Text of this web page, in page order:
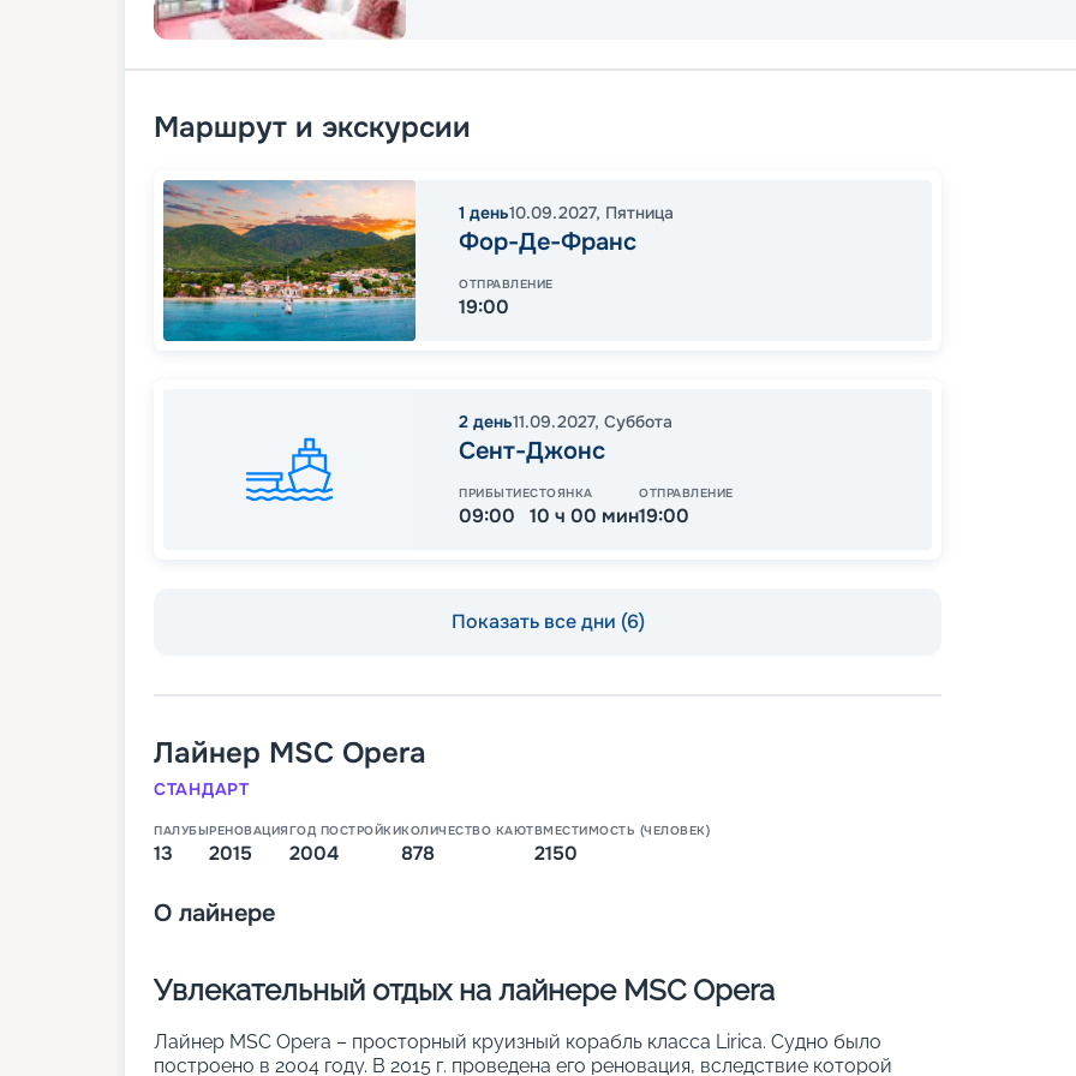
Маршрут и экскурсии
1 день10.09.2027, Пятница
Фор-Де-Франс
ОТПРАВЛЕНИЕ
19:00
2 день11.09.2027, Суббота
Сент-Джонс
ПРИБЫТИЕ
09:00
СТОЯНКА
10 ч 00 мин
ОТПРАВЛЕНИЕ
19:00
Показать все дни (6)
Лайнер MSC Opera
СТАНДАРТ
ПАЛУБЫ
13
РЕНОВАЦИЯ
2015
ГОД ПОСТРОЙКИ
2004
КОЛИЧЕСТВО КАЮТ
878
ВМЕСТИМОСТЬ (ЧЕЛОВЕК)
2150
О лайнере
Увлекательный отдых на лайнере MSC Opera
Лайнер MSC Opera – просторный круизный корабль класса Lirica. Судно было
построено в 2004 году. В 2015 г. проведена его реновация, вследствие которой